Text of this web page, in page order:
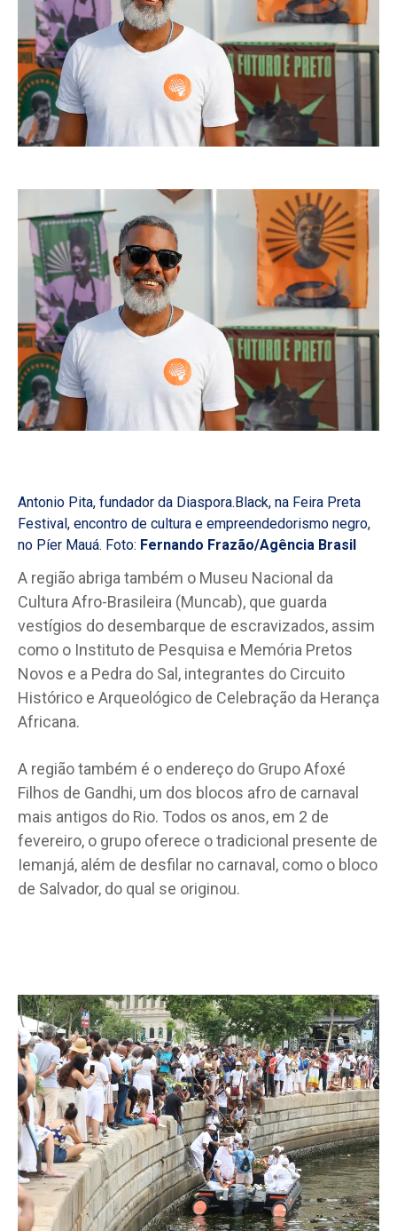
Antonio Pita, fundador da Diaspora.Black, na Feira Preta
Festival, encontro de cultura e empreendedorismo negro,
no Píer Mauá. Foto: Fernando Frazão/Agência Brasil
A região abriga também o Museu Nacional da
Cultura Afro-Brasileira (Muncab), que guarda
vestígios do desembarque de escravizados, assim
como o Instituto de Pesquisa e Memória Pretos
Novos e a Pedra do Sal, integrantes do Circuito
Histórico e Arqueológico de Celebração da Herança
Africana.
A região também é o endereço do Grupo Afoxé
Filhos de Gandhi, um dos blocos afro de carnaval
mais antigos do Rio. Todos os anos, em 2 de
fevereiro, o grupo oferece o tradicional presente de
Iemanjá, além de desfilar no carnaval, como o bloco
de Salvador, do qual se originou.